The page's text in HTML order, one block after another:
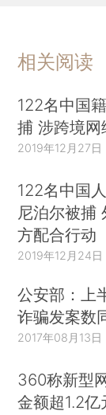
相关阅读
122名中国
捕 涉跨境网
2019年12月27日
122名中国
尼泊尔被捕
方配合行动
2019年12月24日
公安部：上
诈骗发案数
2017年08月13日
360称新型
金额超1.2亿